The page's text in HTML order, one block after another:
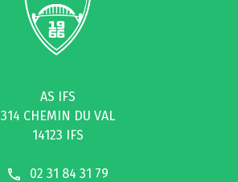
AS IFS
314 CHEMIN DU VAL
14123 IFS
02 31 84 31 79